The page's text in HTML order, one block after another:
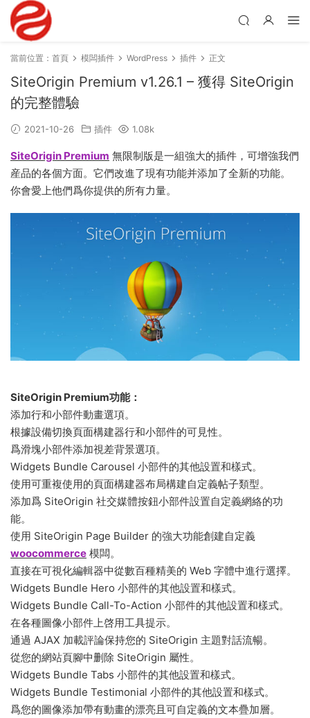
當前位置： 首頁 模闆插件 WordPress 插件 正文
SiteOrigin Premium v1.26.1 – 獲得 SiteOrigin
的完整體驗
2021-10-26 插件 1.08k
SiteOrigin Premium 無限制版是一組強大的插件，可增強我們
産品的各個方面。它們改進了現有功能并添加了全新的功能。
你會愛上他們爲你提供的所有力量。
SiteOrigin Premium功能：
添加行和小部件動畫選項。
根據設備切換頁面構建器行和小部件的可見性。
爲滑塊小部件添加視差背景選項。
Widgets Bundle Carousel 小部件的其他設置和樣式。
使用可重複使用的頁面構建器布局構建自定義帖子類型。
添加爲 SiteOrigin 社交媒體按鈕小部件設置自定義網絡的功
能。
使用 SiteOrigin Page Builder 的強大功能創建自定義
woocommerce 模闆。
直接在可視化編輯器中從數百種精美的 Web 字體中進行選擇。
Widgets Bundle Hero 小部件的其他設置和樣式。
Widgets Bundle Call-To-Action 小部件的其他設置和樣式。
在各種圖像小部件上啓用工具提示。
通過 AJAX 加載評論保持您的 SiteOrigin 主題對話流暢。
從您的網站頁腳中删除 SiteOrigin 屬性。
Widgets Bundle Tabs 小部件的其他設置和樣式。
Widgets Bundle Testimonial 小部件的其他設置和樣式。
爲您的圖像添加帶有動畫的漂亮且可自定義的文本疊加層。